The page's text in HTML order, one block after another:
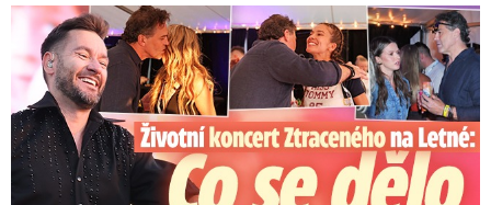
Koncert Ztraceného na Letné: Jágr přišel s Dominikou, ale...